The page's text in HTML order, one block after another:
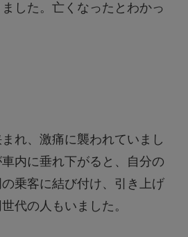
した。亡くなったとわかっ
れ、激痛に襲われていまし
内に垂れ下がると、自分の
の乗客に結び付け、引き上げ
代の人もいました。